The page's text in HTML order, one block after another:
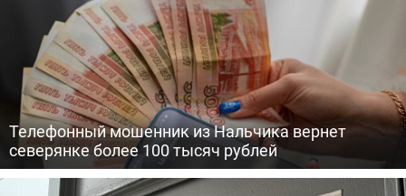
Телефонный мошенник из Нальчика вернет
северянке более 100 тысяч рублей